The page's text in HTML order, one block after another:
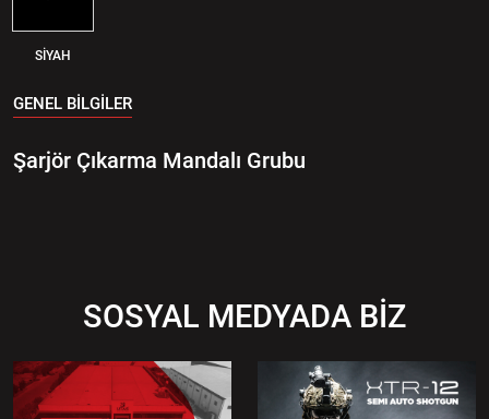
SİYAH
GENEL BİLGİLER
Şarjör Çıkarma Mandalı Grubu
SOSYAL MEDYADA BİZ